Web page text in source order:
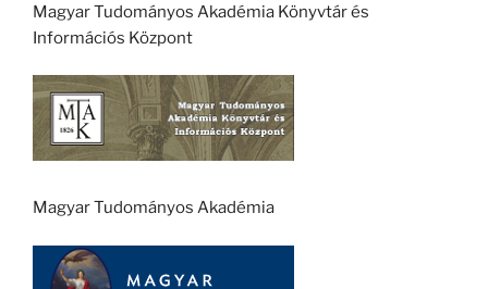
Magyar Tudományos Akadémia Könyvtár és
Információs Központ
Magyar Tudományos Akadémia